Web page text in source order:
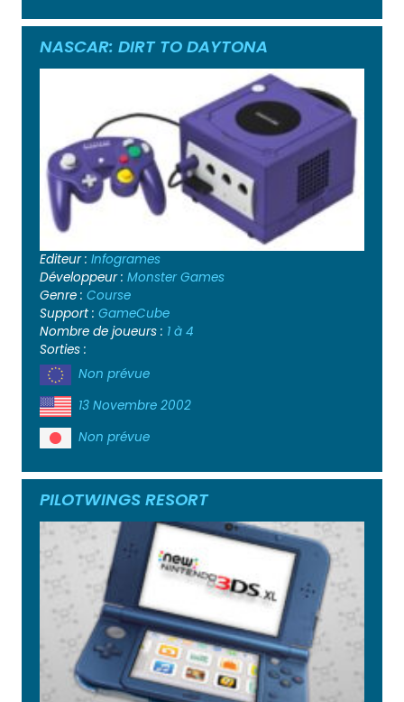
NASCAR: DIRT TO DAYTONA
Editeur : Infogrames
Développeur : Monster Games
Genre : Course
Support : GameCube
Nombre de joueurs : 1 à 4
Sorties :
Non prévue
13 Novembre 2002
Non prévue
PILOTWINGS RESORT